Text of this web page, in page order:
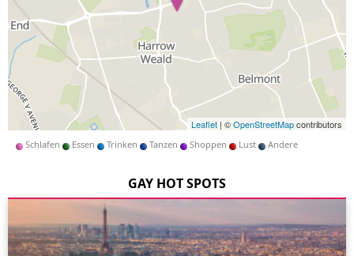
Leaflet | ©OpenStreetMapcontributors
Schlafen Essen Trinken Tanzen Shoppen Lust Andere
GAY HOT SPOTS